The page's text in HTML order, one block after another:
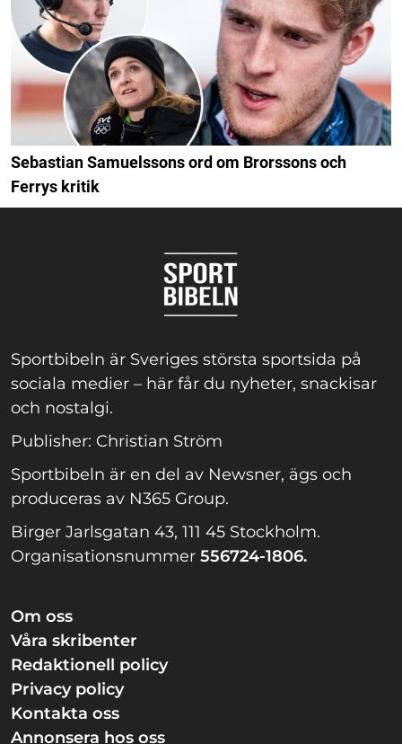
Sebastian Samuelssons ord om Brorssons och
Ferrys kritik
Sportbibeln är Sveriges största sportsida på
sociala medier – här får du nyheter, snackisar
och nostalgi.
Publisher: Christian Ström
Sportbibeln är en del av Newsner, ägs och
produceras av N365 Group.
Birger Jarlsgatan 43, 111 45 Stockholm.
Organisationsnummer 556724-1806.
Om oss
Våra skribenter
Redaktionell policy
Privacy policy
Kontakta oss
Annonsera hos oss